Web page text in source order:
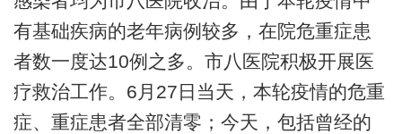
有基础疾病的老年病例较多，在院危重症患
者数一度达10例之多。市八医院积极开展医
疗救治工作。6月27日当天，本轮疫情的危重
症、重症患者全部清零；今天，包括曾经的